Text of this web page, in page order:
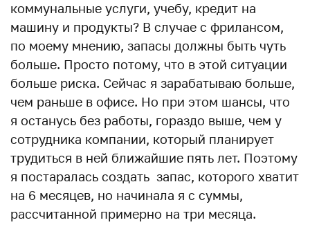
коммунальные услуги, учебу, кредит на
машину и продукты? В случае с фрилансом,
по моему мнению, запасы должны быть чуть
больше. Просто потому, что в этой ситуации
больше риска. Сейчас я зарабатываю больше,
чем раньше в офисе. Но при этом шансы, что
я останусь без работы, гораздо выше, чем у
сотрудника компании, который планирует
трудиться в ней ближайшие пять лет. Поэтому
я постаралась создать запас, которого хватит
на 6 месяцев, но начинала я с суммы,
рассчитанной примерно на три месяца.